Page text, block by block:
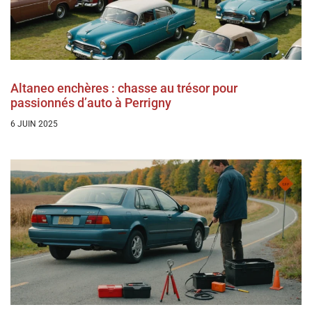
Altaneo enchères : chasse au trésor pour
passionnés d’auto à Perrigny
6 JUIN 2025